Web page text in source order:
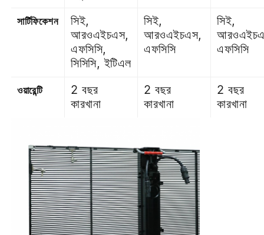
সার্টিফিকেশন
সিই,
আরওএইচএস,
এফসিসি,
সিসিসি, ইটিএল
সিই,
আরওএইচএস,
এফসিসি
সিই,
এফসিসি
ওয়ারেন্টি
2 বছর
কারখানা
2 বছর
কারখানা
2 বছর
কারখানা